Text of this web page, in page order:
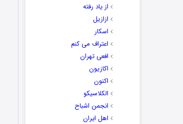
از یاد رفته
ازازیل
اسکار
اعتراف می کنم
افعی تهران
اکازیون
اکنون
الکلاسیکو
انجمن اشباح
اهل ایران